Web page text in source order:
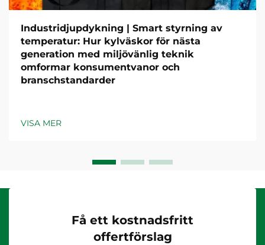
Industridjupdykning | Smart styrning av
temperatur: Hur kylväskor för nästa
generation med miljövänlig teknik
omformar konsumentvanor och
branschstandarder
VISA MER
Få ett kostnadsfritt
offertförslag